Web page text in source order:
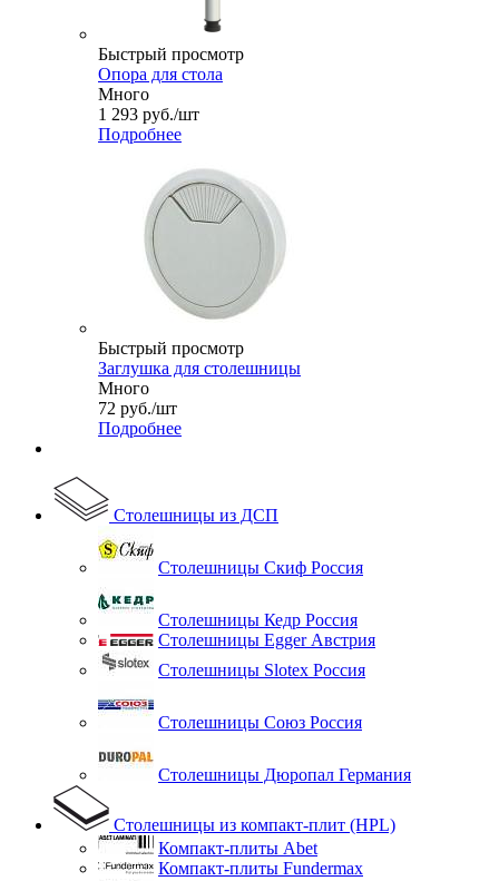
Быстрый просмотр
Опора для стола
Много
1 293 руб./шт
Подробнее
Быстрый просмотр
Заглушка для столешницы
Много
72 руб./шт
Подробнее
Столешницы из ДСП
Столешницы Скиф Россия
Столешницы Кедр Россия
Столешницы Egger Австрия
Столешницы Slotex Россия
Столешницы Союз Россия
Столешницы Дюропал Германия
Столешницы из компакт-плит (HPL)
Компакт-плиты Abet
Компакт-плиты Fundermax